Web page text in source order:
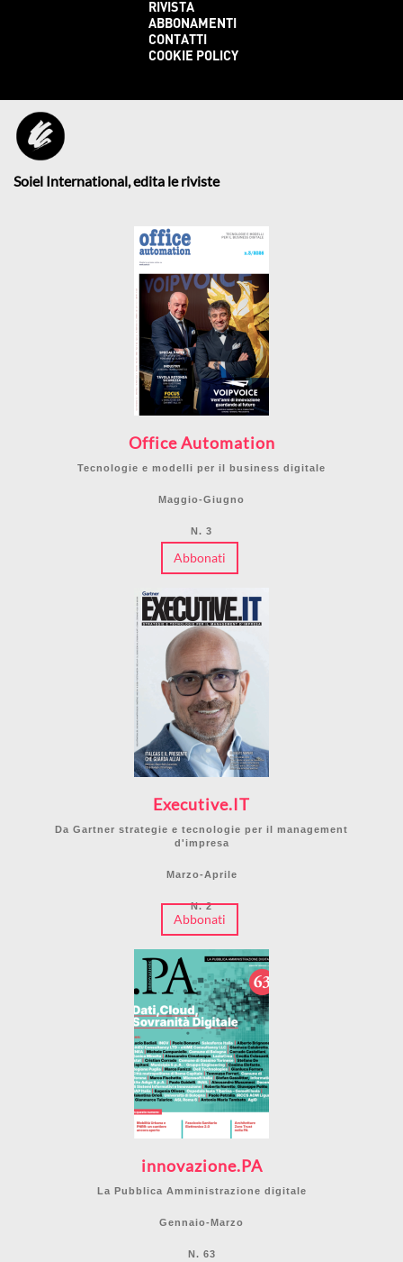
RIVISTA
ABBONAMENTI
CONTATTI
COOKIE POLICY
Soiel International, edita le riviste
Office Automation
Tecnologie e modelli per il business digitale
Maggio-Giugno
N. 3
Abbonati
Executive.IT
Da Gartner strategie e tecnologie per il management
d'impresa
Marzo-Aprile
N. 2
Abbonati
innovazione.PA
La Pubblica Amministrazione digitale
Gennaio-Marzo
N. 63